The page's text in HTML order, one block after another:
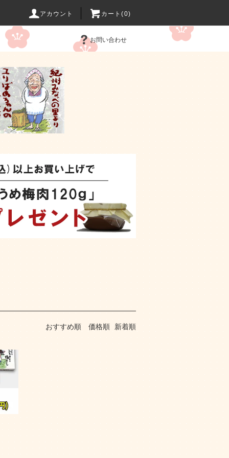
アカウント カート(0)
お問い合わせ
おすすめ順 価格順 新着順